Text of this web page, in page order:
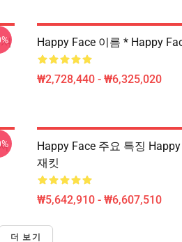
Happy Face 이름 * Happy
₩2,728,440 - ₩6,325,020
Happy Face 주요 특징
재킷
₩5,642,910 - ₩6,607,510
더 보기